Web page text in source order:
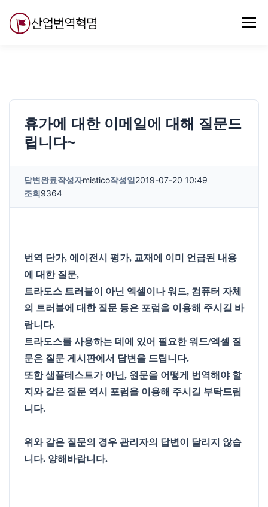
메뉴
휴가에 대한 이메일에 대해 질문드
립니다~
답변완료작성자mistico작성일2019-07-20 10:49
조회9364
번역 단가, 에이전시 평가, 교재에 이미 언급된 내용
에 대한 질문,
트라도스 트러블이 아닌 엑셀이나 워드, 컴퓨터 자체
의 트러블에 대한 질문 등은 포럼을 이용해 주시길 바
랍니다.
트라도스를 사용하는 데에 있어 필요한 워드/엑셀 질
문은 질문 게시판에서 답변을 드립니다.
또한 샘플테스트가 아닌, 원문을 어떻게 번역해야 할
지와 같은 질문 역시 포럼을 이용해 주시길 부탁드립
니다.
위와 같은 질문의 경우 관리자의 답변이 달리지 않습
니다. 양해바랍니다.